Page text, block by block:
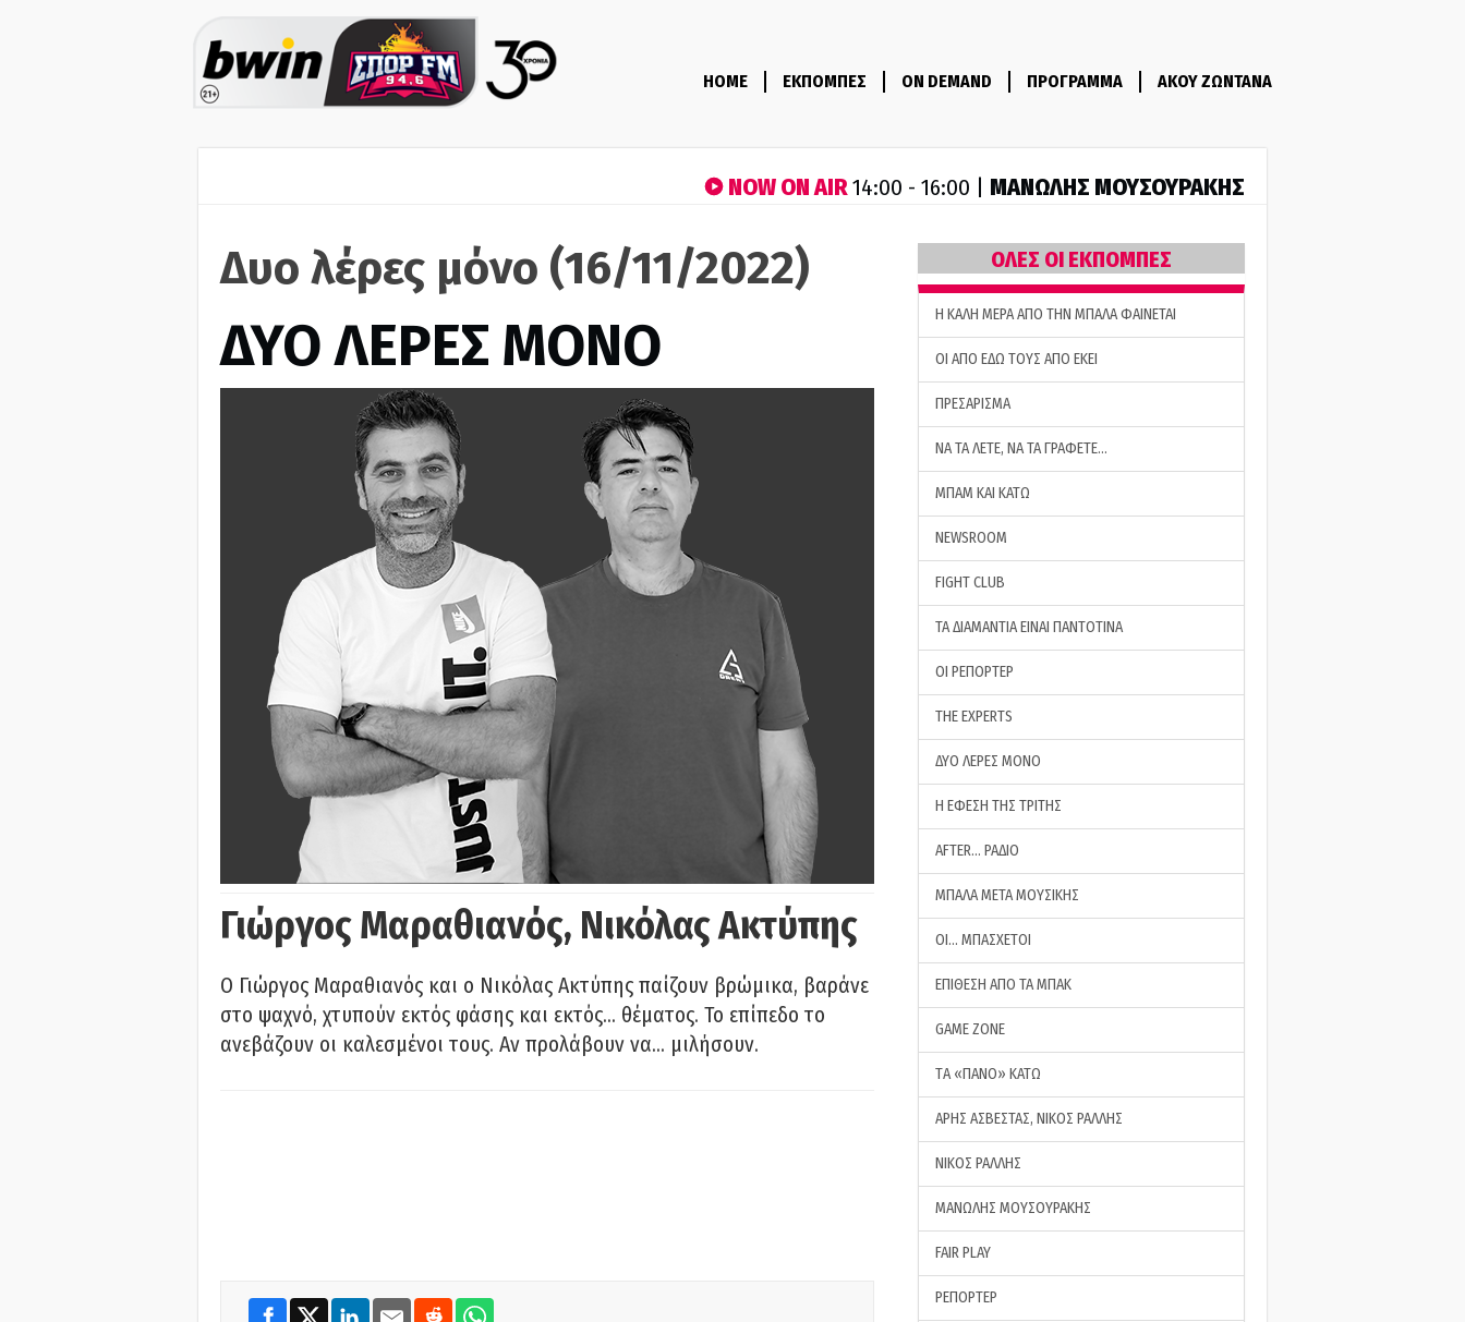
HOME ΕΚΠΟΜΠΕΣ ON DEMAND ΠΡΟΓΡΑΜΜΑ ΑΚΟΥ ΖΩΝΤΑΝΑ
NOW ON AIR14:00 - 16:00 | ΜΑΝΩΛΗΣ ΜΟΥΣΟΥΡΑΚΗΣ
Δυο λέρες μόνο (16/11/2022)
ΔΥΟ ΛΕΡΕΣ ΜΟΝΟ
Γιώργος Μαραθιανός, Νικόλας Ακτύπης
Ο Γιώργος Μαραθιανός και ο Νικόλας Ακτύπης παίζουν βρώμικα, βαράνε
στο ψαχνό, χτυπούν εκτός φάσης και εκτός… θέματος. Το επίπεδο το
ανεβάζουν οι καλεσμένοι τους. Αν προλάβουν να… μιλήσουν.
ΟΛΕΣ ΟΙ ΕΚΠΟΜΠΕΣ
H ΚΑΛΗ ΜΕΡΑ ΑΠΟ ΤΗΝ ΜΠΑΛΑ ΦΑΙΝΕΤΑΙ
ΟΙ ΑΠΟ ΕΔΩ ΤΟΥΣ ΑΠΟ ΕΚΕΙ
ΠΡΕΣΑΡΙΣΜΑ
ΝΑ ΤΑ ΛΕΤΕ, ΝΑ ΤΑ ΓΡΑΦΕΤΕ…
ΜΠΑΜ ΚΑΙ ΚΑΤΩ
NEWSROOM
FIGHT CLUB
ΤΑ ΔΙΑΜΑΝΤΙΑ ΕΙΝΑΙ ΠΑΝΤΟΤΙΝΑ
ΟΙ ΡΕΠΟΡΤΕΡ
THE EXPERTS
ΔΥΟ ΛΕΡΕΣ ΜΟΝΟ
Η ΕΦΕΣΗ ΤΗΣ ΤΡΙΤΗΣ
AFTER… ΡΑΔΙΟ
ΜΠΑΛΑ ΜΕΤΑ ΜΟΥΣΙΚΗΣ
ΟΙ… ΜΠΑΣΧΕΤΟΙ
ΕΠΙΘΕΣΗ ΑΠΟ ΤΑ ΜΠΑΚ
GAME ZONE
ΤA «ΠΑΝΟ» ΚΑΤΩ
ΑΡΗΣ ΑΣΒΕΣΤΑΣ, ΝΙΚΟΣ ΡΑΛΛΗΣ
ΝΙΚΟΣ ΡΑΛΛΗΣ
ΜΑΝΩΛΗΣ ΜΟΥΣΟΥΡΑΚΗΣ
FAIR PLAY
ΡΕΠΟΡΤΕΡ